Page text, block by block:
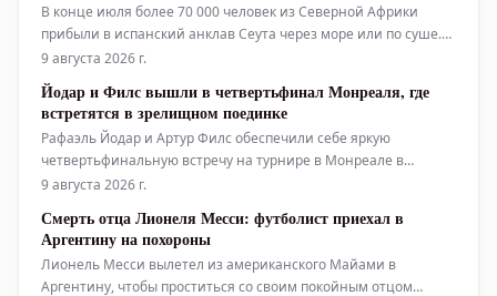
В конце июля более 70 000 человек из Северной Африки
прибыли в испанский анклав Сеута через море или по суше.
Для многих этот путь закончился трагически: правозащитные
человек. Большинство мигрантов к настоящему времени
9 августа 2026 г.
Йодар и Филс вышли в четвертьфинал Монреаля, где
встретятся в зрелищном поединке
Рафаэль Йодар и Артур Филс обеспечили себе яркую
четвертьфинальную встречу на турнире в Монреале в
воскресенье вечером, продемонстрировав одни из самых
сильнейших на Открытом чемпионате Канады по теннису.
Испанец Йодар, посеянный под 20-м
9 августа 2026 г.
Смерть отца Лионеля Месси: футболист приехал в
Аргентину на похороны
Лионель Месси вылетел из американского Майами в
Аргентину, чтобы проститься со своим покойным отцом